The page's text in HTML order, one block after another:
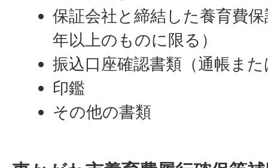
保証会社と締結した養育費
年以上のものに限る）
振込口座確認書類（通帳ま
印鑑
その他の書類